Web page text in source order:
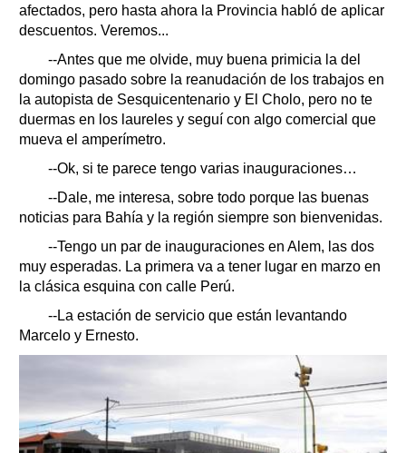
afectados, pero hasta ahora la Provincia habló de aplicar
descuentos. Veremos...
--Antes que me olvide, muy buena primicia la del
domingo pasado sobre la reanudación de los trabajos en
la autopista de Sesquicentenario y El Cholo, pero no te
duermas en los laureles y seguí con algo comercial que
mueva el amperímetro.
--Ok, si te parece tengo varias inauguraciones…
--Dale, me interesa, sobre todo porque las buenas
noticias para Bahía y la región siempre son bienvenidas.
--Tengo un par de inauguraciones en Alem, las dos
muy esperadas. La primera va a tener lugar en marzo en
la clásica esquina con calle Perú.
--La estación de servicio que están levantando
Marcelo y Ernesto.